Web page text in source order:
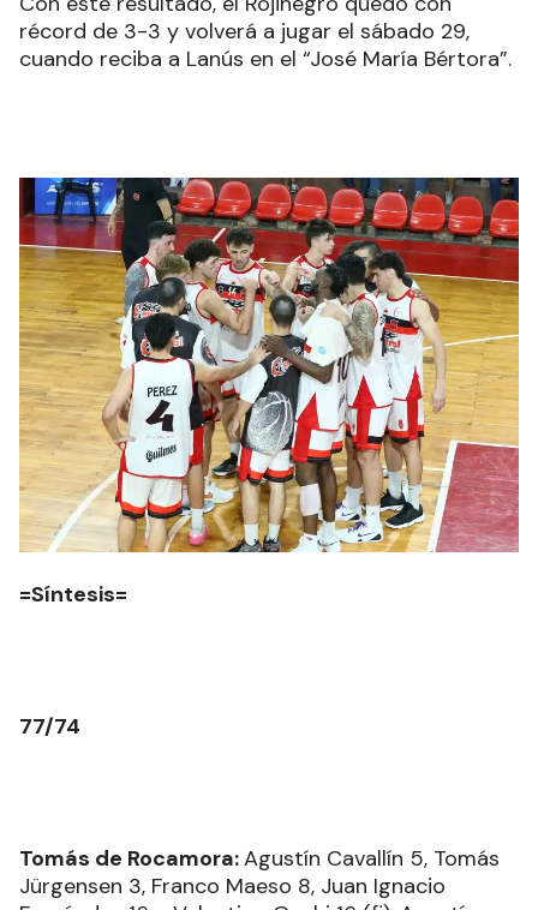
récord de 3-3 y volverá a jugar el sábado 29,
cuando reciba a Lanús en el “José María Bértora”.
=Síntesis=
77/74
Tomás de Rocamora:Agustín Cavallín 5, Tomás
Jürgensen 3, Franco Maeso 8, Juan Ignacio